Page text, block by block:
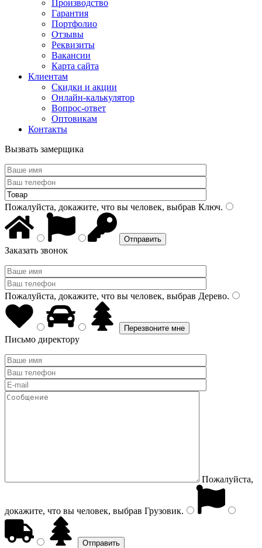
Производство
Гарантия
Портфолио
Отзывы
Реквизиты
Вакансии
Карта сайта
Клиентам
Скидки и акции
Онлайн-калькулятор
Вопрос-ответ
Оптовикам
Контакты
Вызвать замерщика
Пожалуйста, докажите, что вы человек, выбрав Ключ.
Заказать звонок
Пожалуйста, докажите, что вы человек, выбрав Дерево.
Письмо директору
Пожалуйста,
докажите, что вы человек, выбрав Грузовик.